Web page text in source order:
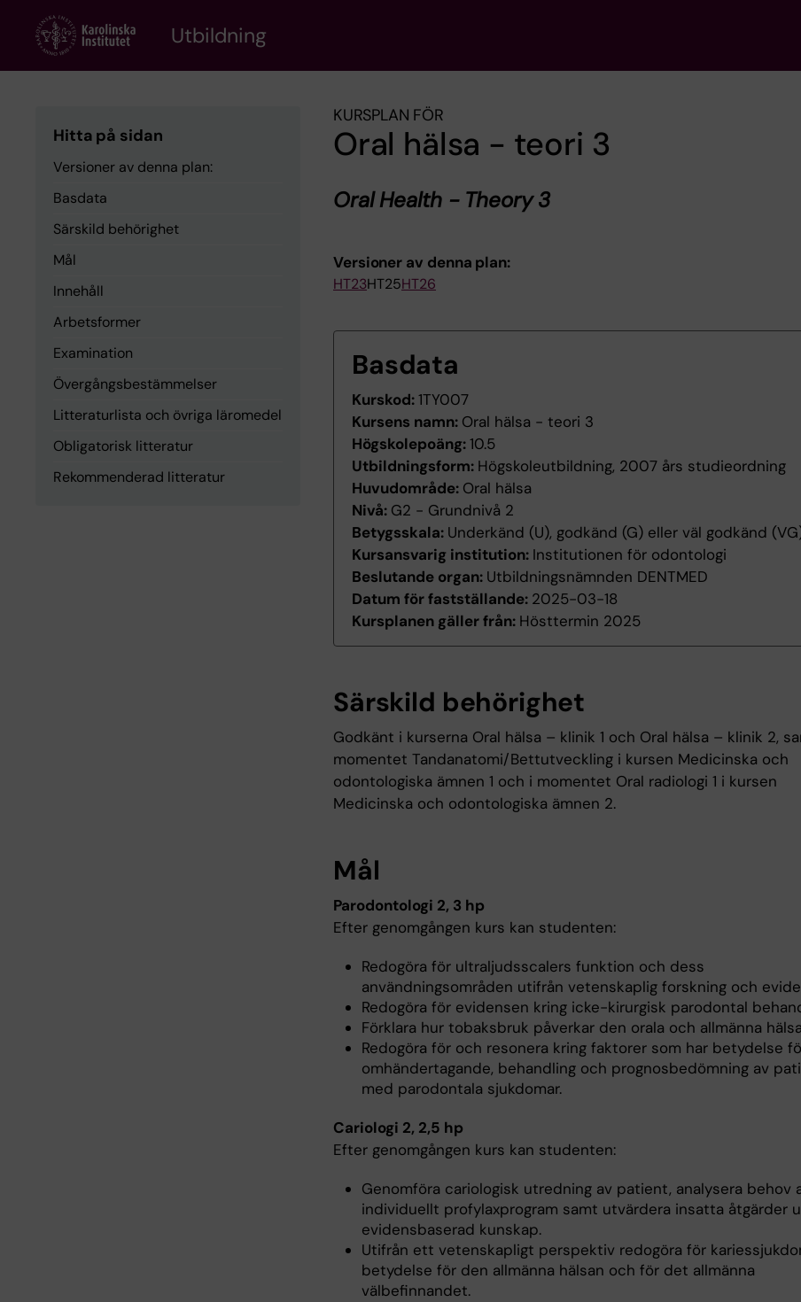
content
Utbildning
Hitta på sidan
Versioner av denna plan:
Basdata
Särskild behörighet
Mål
Innehåll
Arbetsformer
Examination
Övergångsbestämmelser
Litteraturlista och övriga läromedel
Obligatorisk litteratur
Rekommenderad litteratur
KURSPLAN FÖR
Oral hälsa - teori 3
Oral Health - Theory 3
Versioner av denna plan:
HT23HT25HT26
Basdata
Kurskod:1TY007
Kursens namn: Oral hälsa - teori 3
Högskolepoäng:10.5
Utbildningsform: Högskoleutbildning, 2007 års studieordning
Huvudområde: Oral hälsa
Nivå: G2 - Grundnivå 2
Betygsskala: Underkänd (U), godkänd (G) eller väl godkänd
Kursansvarig institution: Institutionen för odontologi
Beslutande organ: Utbildningsnämnden DENTMED
Datum för fastställande: 2025-03-18
Kursplanen gäller från: Hösttermin 2025
Särskild behörighet
Godkänt i kurserna Oral hälsa – klinik 1 och Oral hälsa – klinik 2,
momentet Tandanatomi/Bettutveckling i kursen Medicinska och
odontologiska ämnen 1 och i momentet Oral radiologi 1 i kursen
Medicinska och odontologiska ämnen 2.
Mål
Parodontologi 2, 3 hp
Efter genomgången kurs kan studenten:
Redogöra för ultraljudsscalers funktion och dess
användningsområden utifrån vetenskaplig forskning och
Redogöra för evidensen kring icke-kirurgisk parodontal
Förklara hur tobaksbruk påverkar den orala och allmänna
Redogöra för och resonera kring faktorer som har betydelse
omhändertagande, behandling och prognosbedömning av
med parodontala sjukdomar.
Cariologi 2, 2,5 hp
Efter genomgången kurs kan studenten:
Genomföra cariologisk utredning av patient, analysera behov
individuellt profylaxprogram samt utvärdera insatta åtgärder
evidensbaserad kunskap.
Utifrån ett vetenskapligt perspektiv redogöra för
betydelse för den allmänna hälsan och för det allmänna
välbefinnandet.